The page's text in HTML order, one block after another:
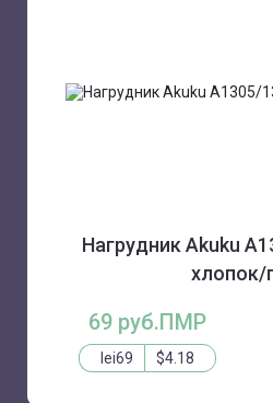
Нагрудник Akuku
хлопок/
69 руб.ПМР
lei69 $4.18